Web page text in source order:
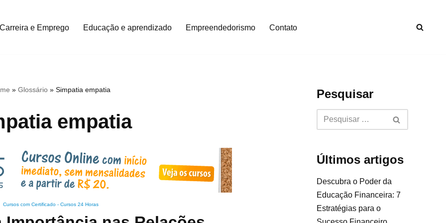
Carreira e Emprego Educação e aprendizado Empreendedorismo Contato
» Glossário» Simpatia empatia
empatia
Cursos com Certificado- Cursos 24 Horas
Pesquisar
Últimos artigos
Descubra o Poder da
Educação Financeira: 7
Estratégias para o